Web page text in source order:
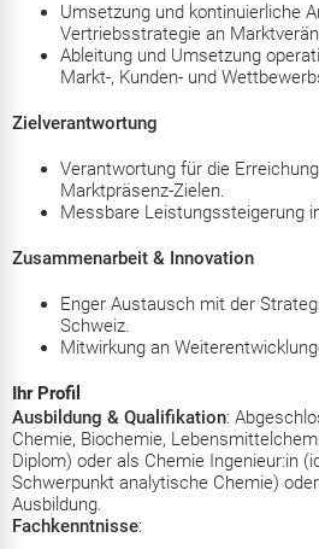
Umsetzung und kontinuierliche
Vertriebsstrategie an
Ableitung und Umsetzung
Markt-, Kunden- und
Zielverantwortung
Verantwortung für die
Marktpräsenz-Zielen.
Messbare Leistungssteigerung
Zusammenarbeit & Innovation
Enger Austausch mit der
Schweiz.
Mitwirkung an
Ihr Profil
Ausbildung & Qualifikation:
Chemie, Biochemie,
Diplom) oder als Chemie Ingenieur:in
Schwerpunkt analytische Chemie)
Ausbildung.
Fachkenntnisse: